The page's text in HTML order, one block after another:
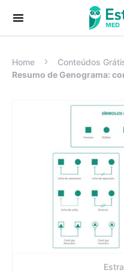
Procurar:
Home Conteúdos
Resumo de Genograma: